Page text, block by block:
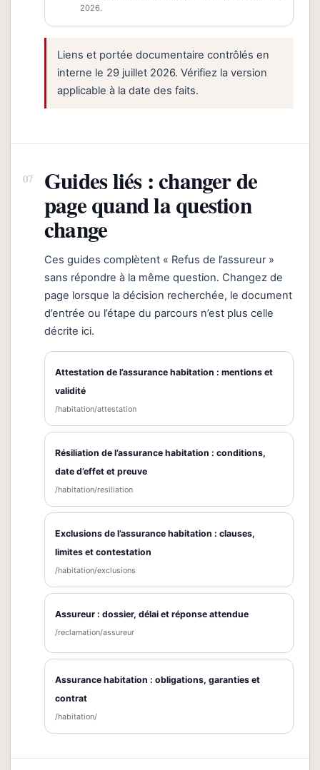
2026.
Liens et portée documentaire contrôlés en
interne le 29 juillet 2026. Vérifiez la version
applicable à la date des faits.
Guides liés : changer de
page quand la question
change
Ces guides complètent « Refus de l’assureur »
sans répondre à la même question. Changez de
page lorsque la décision recherchée, le document
d’entrée ou l’étape du parcours n’est plus celle
décrite ici.
Attestation de l’assurance habitation : mentions et
validité
/habitation/attestation
Résiliation de l’assurance habitation : conditions,
date d’effet et preuve
/habitation/resiliation
Exclusions de l’assurance habitation : clauses,
limites et contestation
/habitation/exclusions
Assureur : dossier, délai et réponse attendue
/reclamation/assureur
Assurance habitation : obligations, garanties et
contrat
/habitation/